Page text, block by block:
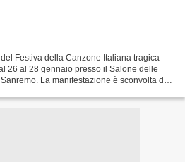
Festiva della Canzone Italiana tragica
26 al 28 gennaio presso il Salone delle
La manifestazione è sconvolta dal